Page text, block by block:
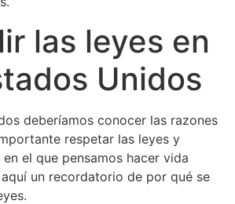
las leyes en
Unidos
deberíamos conocer las razones
respetar las leyes y
el que pensamos hacer vida
un recordatorio de por qué se